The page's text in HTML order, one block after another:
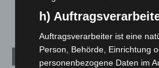
h)
Auftragsverarbeiter ist eine
Person, Behörde, Einrichtung
personenbezogene Daten im